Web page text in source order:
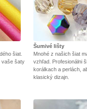
šiat.
vaše šaty
Šumivé lišty
Mnohé z našich šiat
vzhľad. Profesionálni
korálkach a perlách,
klasický dizajn.